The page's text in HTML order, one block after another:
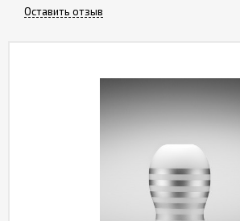
Партнерам
Оставить отзыв